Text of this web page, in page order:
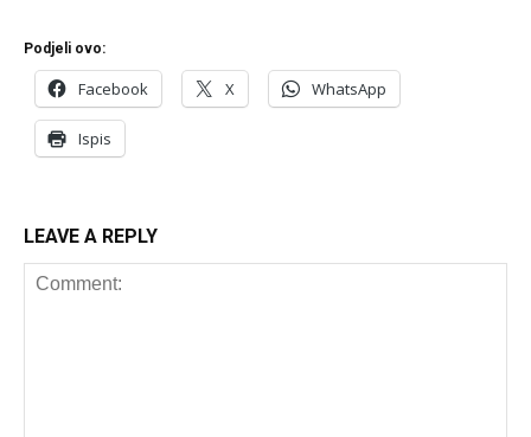
Podjeli ovo:
Facebook X WhatsApp
Ispis
LEAVE A REPLY